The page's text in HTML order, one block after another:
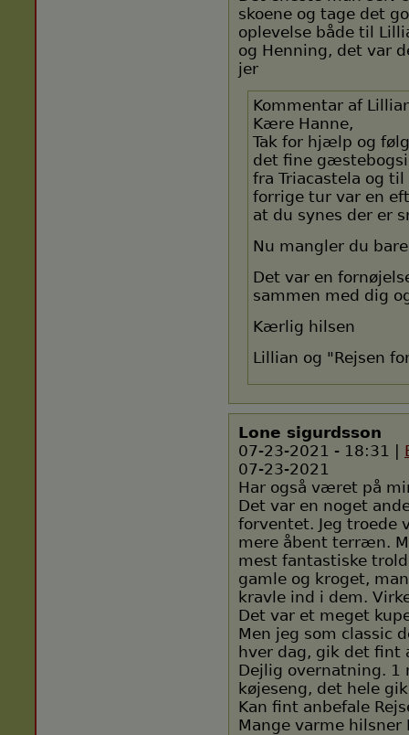
skoene og tage det
oplevelse både til
og Henning, det var
jer
Kommentar af
Kære Hanne,
Tak for hjælp og
det fine
fra Triacastela og
forrige tur var en
at du synes der er
Nu mangler du
Det var en
sammen med dig
Kærlig hilsen
Lillian og "Rejsen
Lone sigurdsson
07-23-2021 - 18:31 |
07-23-2021
Har også været på
Det var en noget
forventet. Jeg troede
mere åbent terræn.
mest fantastiske
gamle og kroget,
kravle ind i dem.
Det var et meget
Men jeg som classic
hver dag, gik det fint
Dejlig overnatning. 1
køjeseng, det hele
Kan fint anbefale
Mange varme hilsner